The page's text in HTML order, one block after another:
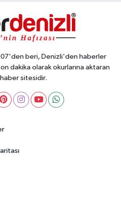
beri, Denizli'den haberler
dakika olarak okurlarına aktaran
sitesidir.